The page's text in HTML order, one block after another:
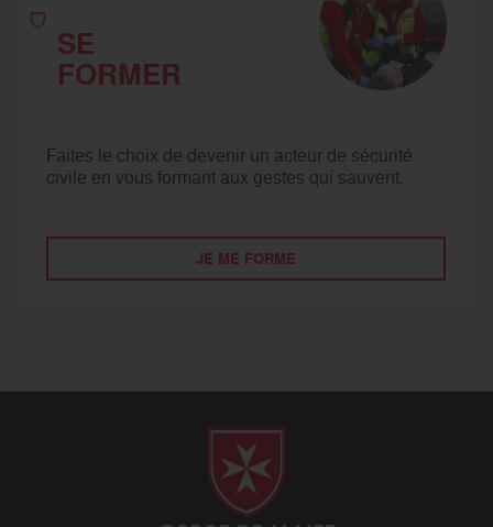
SE
FORMER
Faites le choix de devenir un acteur de sécurité
civile en vous formant aux gestes qui sauvent.
JE ME FORME